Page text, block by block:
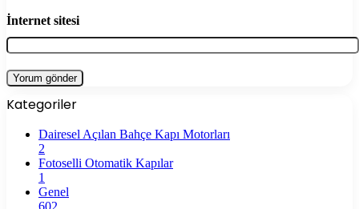
İnternet sitesi
Kategoriler
Dairesel Açılan Bahçe Kapı Motorları
2
Fotoselli Otomatik Kapılar
1
Genel
602